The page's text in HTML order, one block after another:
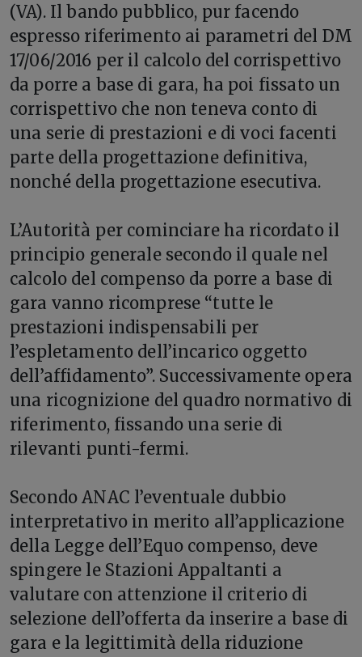
(VA). Il bando pubblico, pur facendo
espresso riferimento ai parametri del DM
17/06/2016 per il calcolo del corrispettivo
da porre a base di gara, ha poi fissato un
corrispettivo che non teneva conto di
una serie di prestazioni e di voci facenti
parte della progettazione definitiva,
nonché della progettazione esecutiva.
L’Autorità per cominciare ha ricordato il
principio generale secondo il quale nel
calcolo del compenso da porre a base di
gara vanno ricomprese “tutte le
prestazioni indispensabili per
l’espletamento dell’incarico oggetto
dell’affidamento”. Successivamente opera
una ricognizione del quadro normativo di
riferimento, fissando una serie di
rilevanti punti-fermi.
Secondo ANAC l’eventuale dubbio
interpretativo in merito all’applicazione
della Legge dell’Equo compenso, deve
spingere le Stazioni Appaltanti a
valutare con attenzione il criterio di
selezione dell’offerta da inserire a base di
gara e la legittimità della riduzione